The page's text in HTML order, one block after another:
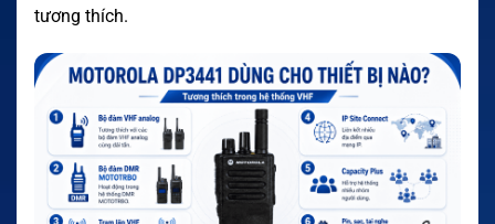
tương thích.